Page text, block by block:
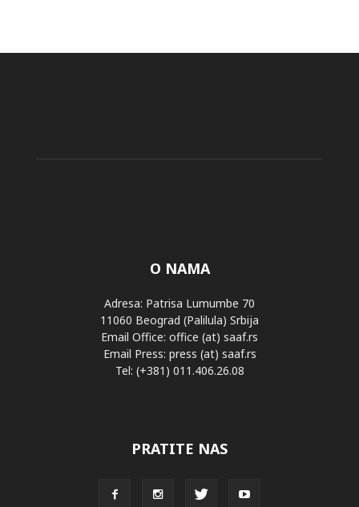
O NAMA
Adresa: Patrisa Lumumbe 70
11060 Beograd (Palilula) Srbija
Email Office: office (at) saaf.rs
Email Press: press (at) saaf.rs
Tel: (+381) 011.406.26.08
PRATITE NAS